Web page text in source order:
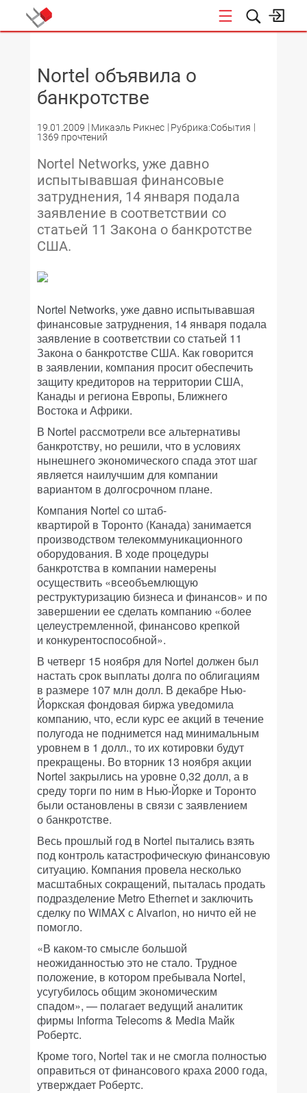
Nortel объявила о
банкротстве
19.01.2009 Микаэль Рикнес
Рубрика:События
1369 прочтений
Nortel Networks, уже давно
испытывавшая финансовые
затруднения, 14 января подала
заявление в соответствии со
статьей 11 Закона о банкротстве
США.
Nortel Networks, уже давно испытывавшая
финансовые затруднения, 14 января подала
заявление в соответствии со статьей 11
Закона о банкротстве США. Как говорится
в заявлении, компания просит обеспечить
защиту кредиторов на территории США,
Канады и региона Европы, Ближнего
Востока и Африки.
В Nortel рассмотрели все альтернативы
банкротству, но решили, что в условиях
нынешнего экономического спада этот шаг
является наилучшим для компании
вариантом в долгосрочном плане.
Компания Nortel со штаб-
квартирой в Торонто (Канада) занимается
производством телекоммуникационного
оборудования. В ходе процедуры
банкротства в компании намерены
осуществить «всеобъемлющую
реструктуризацию бизнеса и финансов» и по
завершении ее сделать компанию «более
целеустремленной, финансово крепкой
и конкурентоспособной».
В четверг 15 ноября для Nortel должен был
настать срок выплаты долга по облигациям
в размере 107 млн долл. В декабре Нью-
Йоркская фондовая биржа уведомила
компанию, что, если курс ее акций в течение
полугода не поднимется над минимальным
уровнем в 1 долл., то их котировки будут
прекращены. Во вторник 13 ноября акции
Nortel закрылись на уровне 0,32 долл, а в
среду торги по ним в Нью-Йорке и Торонто
были остановлены в связи с заявлением
о банкротстве.
Весь прошлый год в Nortel пытались взять
под контроль катастрофическую финансовую
ситуацию. Компания провела несколько
масштабных сокращений, пыталась продать
подразделение Metro Ethernet и заключить
сделку по WiMAX с Alvarion, но ничто ей не
помогло.
«В каком-то смысле большой
неожиданностью это не стало. Трудное
положение, в котором пребывала Nortel,
усугубилось общим экономическим
спадом», — полагает ведущий аналитик
фирмы Informa Telecoms & Media Майк
Робертс.
Кроме того, Nortel так и не смогла полностью
оправиться от финансового краха 2000 года,
утверждает Робертс.